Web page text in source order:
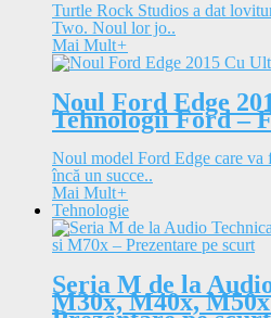
Turtle Rock Studios a dat
Two. Noul lor jo..
Mai Mult+
Noul Ford Edge
Tehnologii Ford –
Noul model Ford Edge care va
încă un succe..
Mai Mult+
Tehnologie
Seria M de la
M30x, M40x,